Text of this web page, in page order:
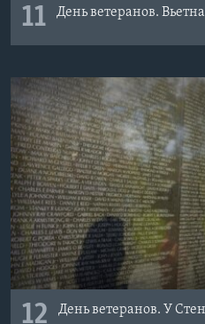
11 День ветеранов.
12 День ветеранов. У